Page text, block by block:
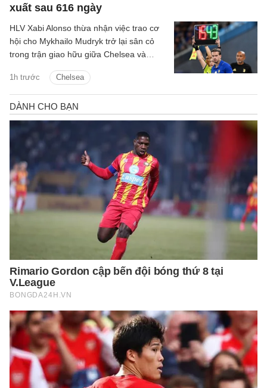
xuất sau 616 ngày
1h trước Chelsea
HLV Xabi Alonso thừa nhận việc trao cơ
hội cho Mykhailo Mudryk trở lại sân cỏ
trong trận giao hữu giữa Chelsea và
xúc đối với toàn đội.